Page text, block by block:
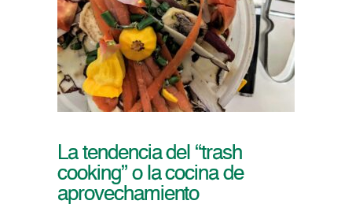
La tendencia del “trash
cooking” o la cocina de
aprovechamiento